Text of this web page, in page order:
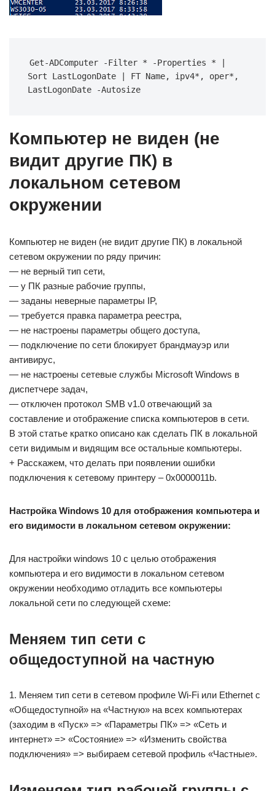
Get-ADComputer -Filter * -Properties * |
Sort LastLogonDate | FT Name, ipv4*, oper*,
LastLogonDate -Autosize
Компьютер не виден (не
видит другие ПК) в
локальном сетевом
окружении
Компьютер не виден (не видит другие ПК) в локальной
сетевом окружении по ряду причин:
— не верный тип сети,
— у ПК разные рабочие группы,
— заданы неверные параметры IP,
— требуется правка параметра реестра,
— не настроены параметры общего доступа,
— подключение по сети блокирует брандмауэр или
антивирус,
— не настроены сетевые службы Microsoft Windows в
диспетчере задач,
— отключен протокол SMB v1.0 отвечающий за
составление и отображение списка компьютеров в сети.
В этой статье кратко описано как сделать ПК в локальной
сети видимым и видящим все остальные компьютеры.
+ Расскажем, что делать при появлении ошибки
подключения к сетевому принтеру – 0x0000011b.
Настройка Windows 10 для отображения компьютера и
его видимости в локальном сетевом окружении:
Для настройки windows 10 с целью отображения
компьютера и его видимости в локальном сетевом
окружении необходимо отладить все компьютеры
локальной сети по следующей схеме:
Меняем тип сети с
общедоступной на частную
1. Меняем тип сети в сетевом профиле Wi-Fi или Ethernet с
«Общедоступной» на «Частную» на всех компьютерах
(заходим в «Пуск» => «Параметры ПК» => «Сеть и
интернет» => «Состояние» => «Изменить свойства
подключения» => выбираем сетевой профиль «Частные».